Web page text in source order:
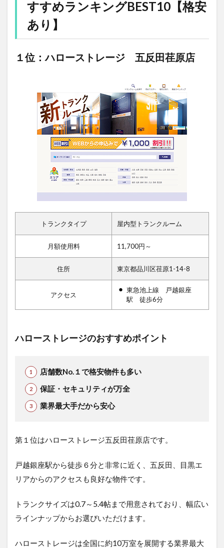
すすめランキングBEST10【格安
あり】
１位：ハローストレージ 五反田荏原店
トランクタイプ 屋内型トランクルーム
月額使用料 11,700円～
住所 東京都品川区荏原1-14-8
アクセス
東急池上線 戸越銀座
駅 徒歩6分
ハローストレージのおすすめポイント
店舗数No.１で格安物件も多い
保証・セキュリティが万全
業界最大手だから安心
第１位はハローストレージ五反田荏原店です。
戸越銀座駅から徒歩６分と非常に近く、五反田、目黒エ
リアからのアクセスも良好な物件です。
トランクサイズは0.7～5.4帖まで用意されており、幅広い
ラインナップからお選びいただけます。
ハローストレージは全国に約10万室を展開する業界最大